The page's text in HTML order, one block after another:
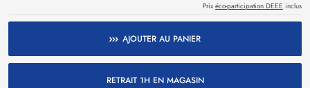
Prix éco-participation DEEE inclus
AJOUTER AU PANIER
RETRAIT 1H EN MAGASIN